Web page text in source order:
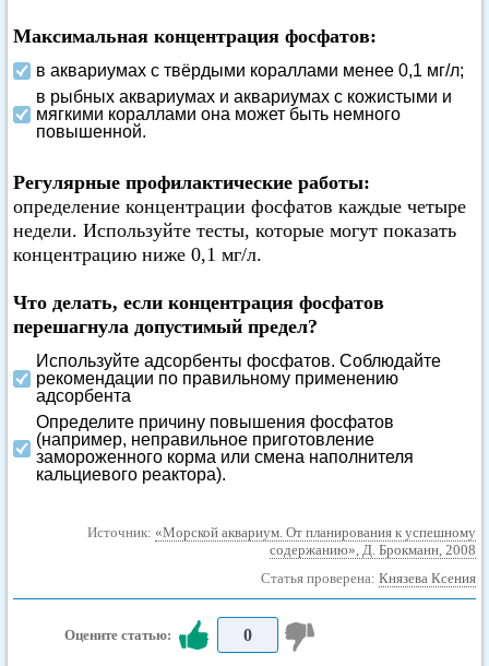
Максимальная концентрация фосфатов:
в аквариумах с твёрдыми кораллами менее 0,1 мг/л;
в рыбных аквариумах и аквариумах с кожистыми и
мягкими кораллами она может быть немного
повышенной.
Регулярные профилактические работы:
определение концентрации фосфатов каждые четыре
недели. Используйте тесты, которые могут показать
концентрацию ниже 0,1 мг/л.
Что делать, если концентрация фосфатов
перешагнула допустимый предел?
Используйте адсорбенты фосфатов. Соблюдайте
рекомендации по правильному применению
адсорбента
Определите причину повышения фосфатов
(например, неправильное приготовление
замороженного корма или смена наполнителя
кальциевого реактора).
Источник: «Морской аквариум. От планирования к успешному
содержанию», Д. Брокманн, 2008
Статья проверена: Князева Ксения
Оцените статью: 0